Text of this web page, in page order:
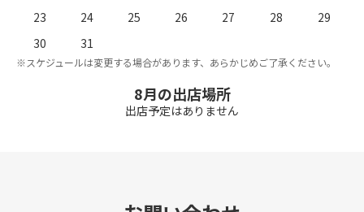
23
24 25 26 27 28
29
30
31
※スケジュールは変更する場合があります、あらかじめご了承ください。
8月の出店場所
出店予定はありません